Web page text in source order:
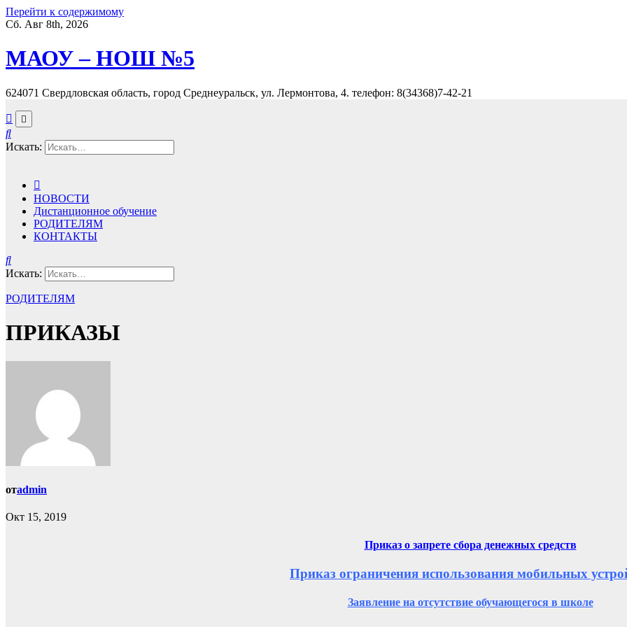
Перейти к содержимому
Сб. Авг 8th, 2026
МАОУ – НОШ №5
624071 Свердловская область, город Среднеуральск, ул. Лермонтова, 4. телефон: 8(34368)7-42-21
Искать:
НОВОСТИ
Дистанционное обучение
РОДИТЕЛЯМ
КОНТАКТЫ
Искать:
РОДИТЕЛЯМ
ПРИКАЗЫ
отadmin
Окт 15, 2019
Приказ о запрете сбора денежных средств
Приказ ограничения использования мобильных
Заявление на отсутствие обучающегося в школе